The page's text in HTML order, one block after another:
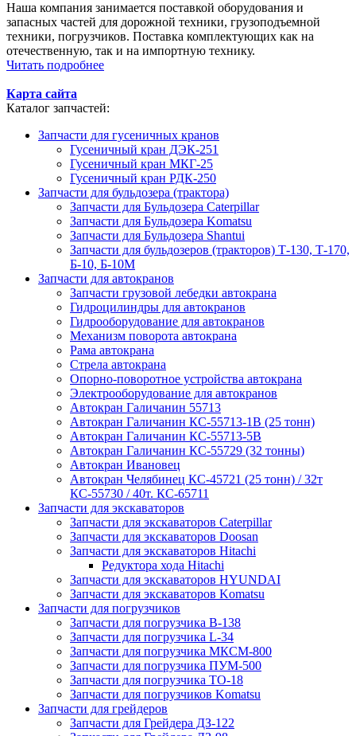
Наша компания занимается поставкой оборудования и
запасных частей для дорожной техники, грузоподъемной
техники, погрузчиков. Поставка комплектующих как на
отечественную, так и на импортную технику.
Читать подробнее
Карта сайта
Каталог запчастей:
Запчасти для гусеничных кранов
Гусеничный кран ДЭК-251
Гусеничный кран МКГ-25
Гусеничный кран РДК-250
Запчасти для бульдозера (трактора)
Запчасти для Бульдозера Caterpillar
Запчасти для Бульдозера Komatsu
Запчасти для Бульдозера Shantui
Запчасти для бульдозеров (тракторов) Т-130, Т-170,
Б-10, Б-10М
Запчасти для автокранов
Запчасти грузовой лебедки автокрана
Гидроцилиндры для автокранов
Гидрооборудование для автокранов
Механизм поворота автокрана
Рама автокрана
Стрела автокрана
Опорно-поворотное устройства автокрана
Электрооборудование для автокранов
Автокран Галичанин 55713
Автокран Галичанин КС-55713-1В (25 тонн)
Автокран Галичанин КС-55713-5В
Автокран Галичанин КС-55729 (32 тонны)
Автокран Ивановец
Автокран Челябинец КС-45721 (25 тонн) / 32т
КС-55730 / 40т. КС-65711
Запчасти для экскаваторов
Запчасти для экскаваторов Caterpillar
Запчасти для экскаваторов Doosan
Запчасти для экскаваторов Hitachi
Редуктора хода Hitachi
Запчасти для экскаваторов HYUNDAI
Запчасти для экскаваторов Komatsu
Запчасти для погрузчиков
Запчасти для погрузчика B-138
Запчасти для погрузчика L-34
Запчасти для погрузчика МКСМ-800
Запчасти для погрузчика ПУМ-500
Запчасти для погрузчика ТО-18
Запчасти для погрузчиков Komatsu
Запчасти для грейдеров
Запчасти для Грейдера ДЗ-122